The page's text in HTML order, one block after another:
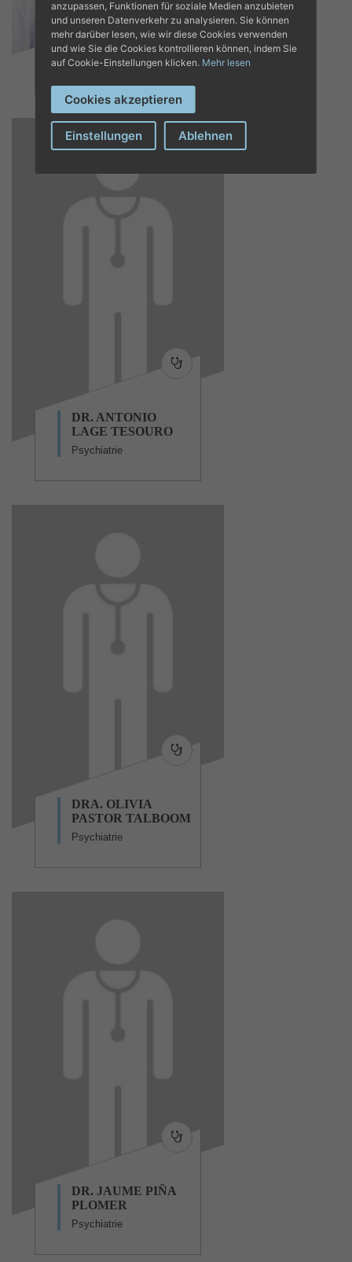
DR. PABLO
IGLESIAS
RODRÍGUEZ
DR. ANTONIO
LAGE TESOURO
Psychiatrie
DRA. OLIVIA
PASTOR TALBOOM
Psychiatrie
DR. JAUME PIÑA
PLOMER
Psychiatrie
anzupassen, Funktionen für soziale Medien anzubieten
und unseren Datenverkehr zu analysieren. Sie können
mehr darüber lesen, wie wir diese Cookies verwenden
und wie Sie die Cookies kontrollieren können, indem Sie
auf Cookie-Einstellungen klicken. Mehr lesen
Cookies akzeptieren
Einstellungen Ablehnen